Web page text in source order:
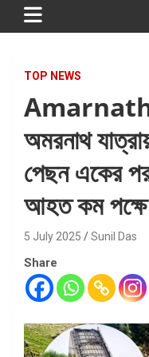
TOP NEWS
Amarnath
অমরনাথ
পেছন একের
আহত কম পক্ষে
5 July 2025 Sunil Das
Share